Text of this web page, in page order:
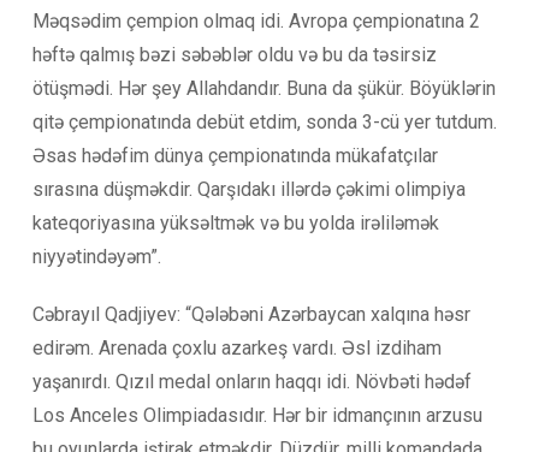
Məqsədim çempion olmaq idi. Avropa çempionatına 2
həftə qalmış bəzi səbəblər oldu və bu da təsirsiz
ötüşmədi. Hər şey Allahdandır. Buna da şükür. Böyüklərin
qitə çempionatında debüt etdim, sonda 3-cü yer tutdum.
Əsas hədəfim dünya çempionatında mükafatçılar
sırasına düşməkdir. Qarşıdakı illərdə çəkimi olimpiya
kateqoriyasına yüksəltmək və bu yolda irəliləmək
niyyətindəyəm”.
Cəbrayıl Qadjiyev: “Qələbəni Azərbaycan xalqına həsr
edirəm. Arenada çoxlu azarkeş vardı. Əsl izdiham
yaşanırdı. Qızıl medal onların haqqı idi. Növbəti hədəf
Los Anceles Olimpiadasıdır. Hər bir idmançının arzusu